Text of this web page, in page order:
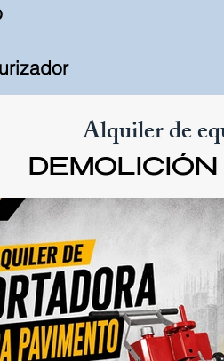
Alquiler de